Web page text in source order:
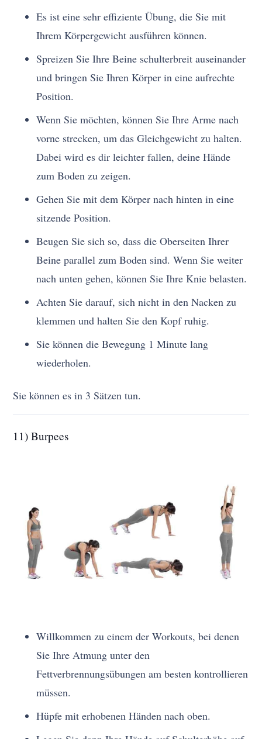
Es ist eine sehr effiziente Übung, die Sie mit
Ihrem Körpergewicht ausführen können.
Spreizen Sie Ihre Beine schulterbreit auseinander
und bringen Sie Ihren Körper in eine aufrechte
Position.
Wenn Sie möchten, können Sie Ihre Arme nach
vorne strecken, um das Gleichgewicht zu halten.
Dabei wird es dir leichter fallen, deine Hände
zum Boden zu zeigen.
Gehen Sie mit dem Körper nach hinten in eine
sitzende Position.
Beugen Sie sich so, dass die Oberseiten Ihrer
Beine parallel zum Boden sind. Wenn Sie weiter
nach unten gehen, können Sie Ihre Knie belasten.
Achten Sie darauf, sich nicht in den Nacken zu
klemmen und halten Sie den Kopf ruhig.
Sie können die Bewegung 1 Minute lang
wiederholen.
Sie können es in 3 Sätzen tun.
11) Burpees
Willkommen zu einem der Workouts, bei denen
Sie Ihre Atmung unter den
Fettverbrennungsübungen am besten kontrollieren
müssen.
Hüpfe mit erhobenen Händen nach oben.